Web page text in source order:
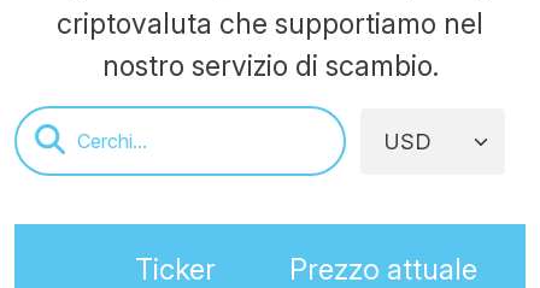
criptovaluta che supportiamo nel
nostro servizio di scambio.
Ticker Prezzo attuale